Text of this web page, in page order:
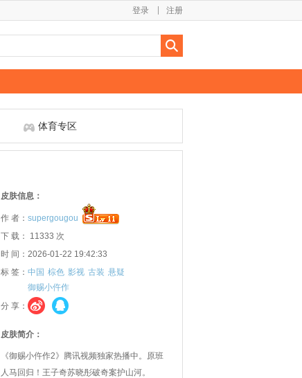
注册
登录
体育专区
皮肤信息：
作 者： supergougou
下 载： 11333 次
时 间：2026-01-22 19:42:33
标 签： 中国 棕色 影视 古装 悬疑
御赐小仵作
分 享：
皮肤简介：
《御赐小仵作2》腾讯视频独家热播中。原班
人马回归！王子奇苏晓彤破奇案护山河。